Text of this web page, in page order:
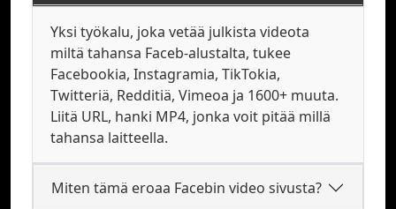
Yksi työkalu, joka vetää julkista videota
miltä tahansa Faceb-alustalta, tukee
Facebookia, Instagramia, TikTokia,
Twitteriä, Redditiä, Vimeoa ja 1600+ muuta.
Liitä URL, hanki MP4, jonka voit pitää millä
tahansa laitteella.
Miten tämä eroaa Facebin video sivusta?